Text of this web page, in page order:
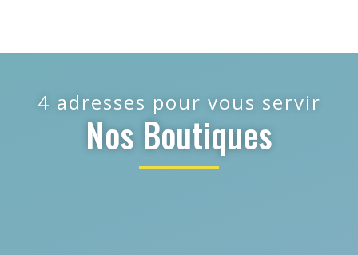
4 adresses pour vous servir
Nos Boutiques